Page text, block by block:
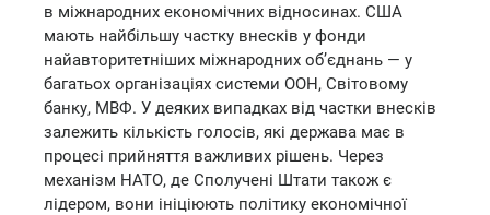
в міжнародних економічних відносинах. США
мають найбільшу частку внесків у фонди
найавторитетніших міжнародних об’єднань — у
багатьох організаціях системи ООН, Світовому
банку, МВФ. У деяких випадках від частки внесків
залежить кількість голосів, які держава має в
процесі прийняття важливих рішень. Через
механізм НАТО, де Сполучені Штати також є
лідером, вони ініціюють політику економічної